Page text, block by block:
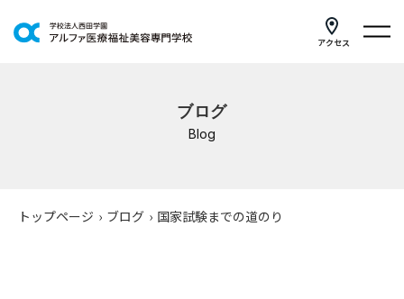
アクセス
ブログ
Blog
トップページ › ブログ › 国家試験までの道のり